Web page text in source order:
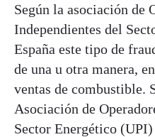
Según la asociación de
Independientes del
España este tipo de
de una u otra manera,
ventas de combustible.
Asociación de
Sector Energético